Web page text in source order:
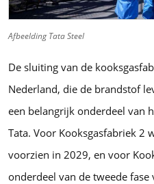
Afbeelding Tata Steel
De sluiting van de
Nederland, die de brandstof
een belangrijk onderdeel van
Tata. Voor Kooksgasfabriek 2
voorzien in 2029, en voor
onderdeel van de tweede fase